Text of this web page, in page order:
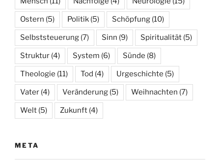
Ostern (5) Politik (5) Schöpfung (10)
Selbststeuerung (7) Sinn (9) Spiritualität (5)
Struktur (4) System (6) Sünde (8)
Theologie (11) Tod (4) Urgeschichte (5)
Vater (4) Veränderung (5) Weihnachten (7)
Welt (5) Zukunft (4)
META